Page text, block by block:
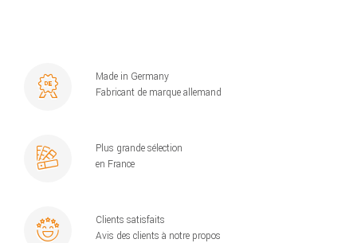
Made in Germany
Fabricant de marque allemand
Plus grande sélection
en France
Clients satisfaits
Avis des clients à notre propos